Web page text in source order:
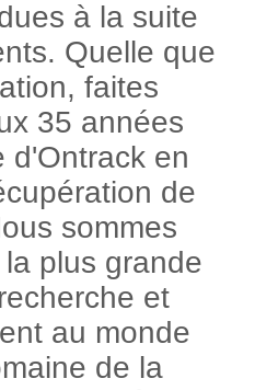
à la suite
Quelle que
faites
35 années
d'Ontrack en
de
sommes
plus grande
et
au monde
de la